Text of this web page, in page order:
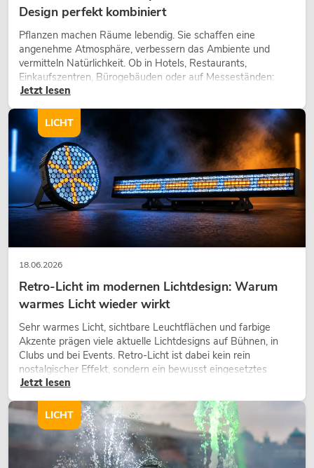
Design perfekt kombiniert
Pflanzen machen Räume lebendig. Sie schaffen eine
angenehme Atmosphäre, verbessern das Ambiente und
vermitteln Natürlichkeit. Ob in Hotels, Restaurants,
Einkaufszentren, Bürogebäuden oder auf Messeständen:
eine hochwertige Begrünung gehört heute längst zum
Jetzt lesen
18.06.2026
Retro-Licht im modernen Lichtdesign: Warum
warmes Licht wieder wirkt
Sehr warmes Licht, sichtbare Leuchtflächen und farbige
Akzente prägen viele aktuelle Lichtdesigns auf Bühnen, in
Clubs und bei Events. Retro-Licht ist dabei kein rein
nostalgischer Effekt, sondern ein bewusst eingesetztes
Gestaltungsmittel: Es schafft Atmosphäre, gibt Szenen
wirken lassen.
Jetzt lesen
LICHT
LICHT